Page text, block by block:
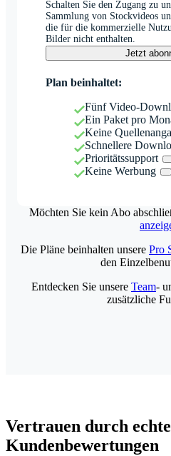
Schalten Sie den Zugang zu
Sammlung von Stockvideos
die für die kommerzielle
Bilder nicht enthalten.
Jetzt
Plan beinhaltet:
Fünf Video-
Ein Paket pro
Keine
Schnellere
Prioritätssupport
Keine Werbung
Möchten Sie kein Abo
Die Pläne beinhalten unsere Pro
den
Entdecken Sie unsere Team-
zusätzliche
Vertrauen durch echte
Kundenbewertungen